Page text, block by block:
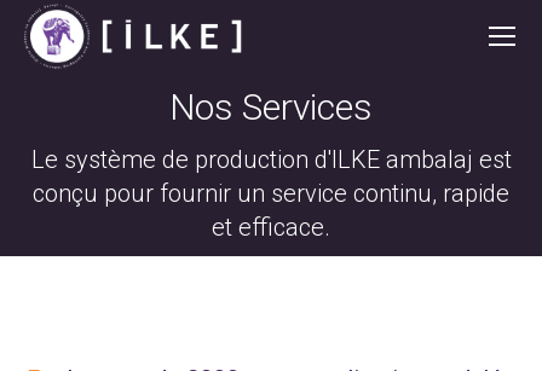
Nos Services
Le système de production d'ILKE ambalaj est
conçu pour fournir un service continu, rapide
et efficace.
Vous êtes ici :